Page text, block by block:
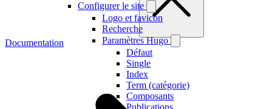
Configurer le site
Logo et favicon
Recherche
Paramètres Hugo
Défaut
Single
Index
Term (catégorie)
Composants
Publications
Documentation